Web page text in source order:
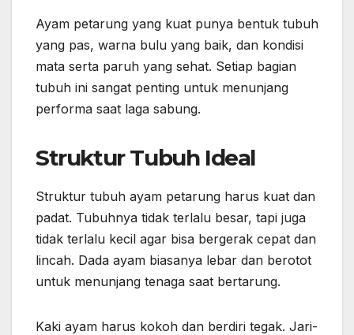
Ayam petarung yang kuat punya bentuk tubuh
yang pas, warna bulu yang baik, dan kondisi
mata serta paruh yang sehat. Setiap bagian
tubuh ini sangat penting untuk menunjang
performa saat laga sabung.
Struktur Tubuh Ideal
Struktur tubuh ayam petarung harus kuat dan
padat. Tubuhnya tidak terlalu besar, tapi juga
tidak terlalu kecil agar bisa bergerak cepat dan
lincah. Dada ayam biasanya lebar dan berotot
untuk menunjang tenaga saat bertarung.
Kaki ayam harus kokoh dan berdiri tegak. Jari-